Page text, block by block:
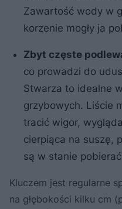
Zawartość wody w
korzenie mogły ja
Zbyt częste
co prowadzi do
Stwarza to idealne
grzybowych. Liście
tracić wigor,
cierpiąca na suszę,
są w stanie
Kluczem jest regularne
na głębokości kilku cm